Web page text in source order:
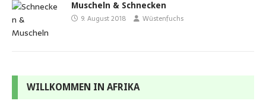
Muscheln & Schnecken
9. August 2018 Wüstenfuchs
WILLKOMMEN IN AFRIKA